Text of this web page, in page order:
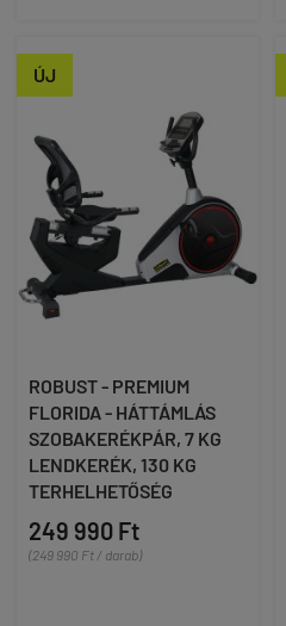
ÚJ
ROBUST - PREMIUM
FLORIDA - HÁTTÁMLÁS
SZOBAKERÉKPÁR, 7 KG
LENDKERÉK, 130 KG
TERHELHETŐSÉG
249 990 Ft
(249 990 Ft / darab)